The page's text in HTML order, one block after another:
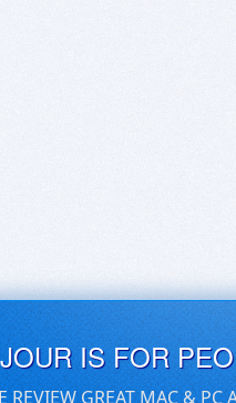
IS FOR
REVIEW GREAT MAC &